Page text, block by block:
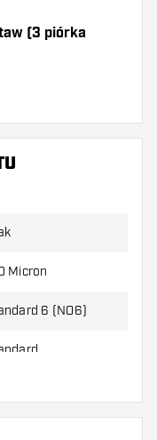
(3 piórka
piórek i
lub
grubość
Micron
6 (NO6)